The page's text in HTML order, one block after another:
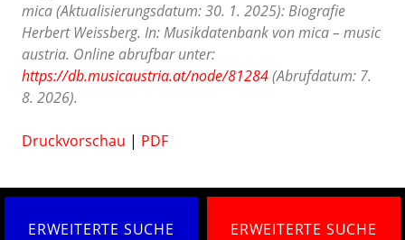
mica (Aktualisierungsdatum: 30. 1. 2025): Biografie
Herbert Weissberg. In: Musikdatenbank von mica – music
austria. Online abrufbar unter:
https://db.musicaustria.at/node/81284(Abrufdatum: 7.
8. 2026).
Druckvorschau | PDF
ERWEITERTE SUCHE ERWEITERTE SUCHE